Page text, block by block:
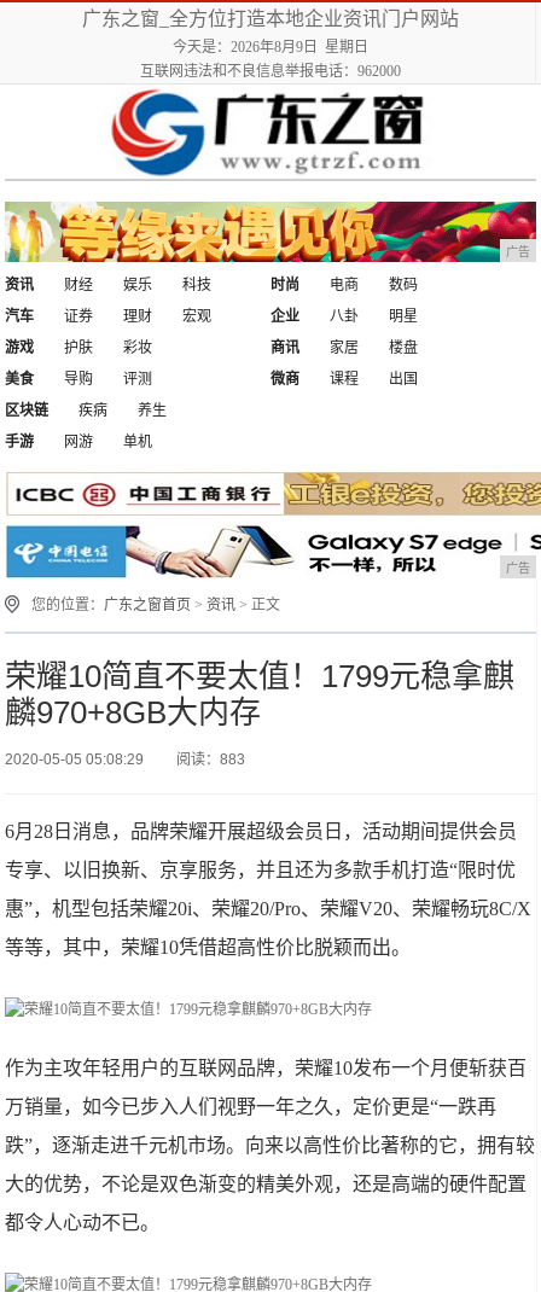
广东之窗_全方位打造本地企业资讯门户网站
今天是：2026年8月9日 星期日
互联网违法和不良信息举报电话：962000
广告
资讯 财经 娱乐
科技
汽车
证券 理财 宏观
时尚 电商
数码
企业
八卦
明星
游戏
护肤
彩妆
美食
导购 评测
商讯 家居
楼盘
微商
课程
出国
区块链
疾病
养生
手游
网游 单机
广告
您的位置： 广东之窗首页 >资讯 > 正文
荣耀10简直不要太值！1799元稳拿麒
麟970+8GB大内存
2020-05-05 05:08:29 阅读：883
6月28日消息，品牌荣耀开展超级会员日，活动期间提供会员
专享、以旧换新、京享服务，并且还为多款手机打造“限时优
惠”，机型包括荣耀20i、荣耀20/Pro、荣耀V20、荣耀畅玩8C/X
等等，其中，荣耀10凭借超高性价比脱颖而出。
作为主攻年轻用户的互联网品牌，荣耀10发布一个月便斩获百
万销量，如今已步入人们视野一年之久，定价更是“一跌再
跌”，逐渐走进千元机市场。向来以高性价比著称的它，拥有较
大的优势，不论是双色渐变的精美外观，还是高端的硬件配置
都令人心动不已。